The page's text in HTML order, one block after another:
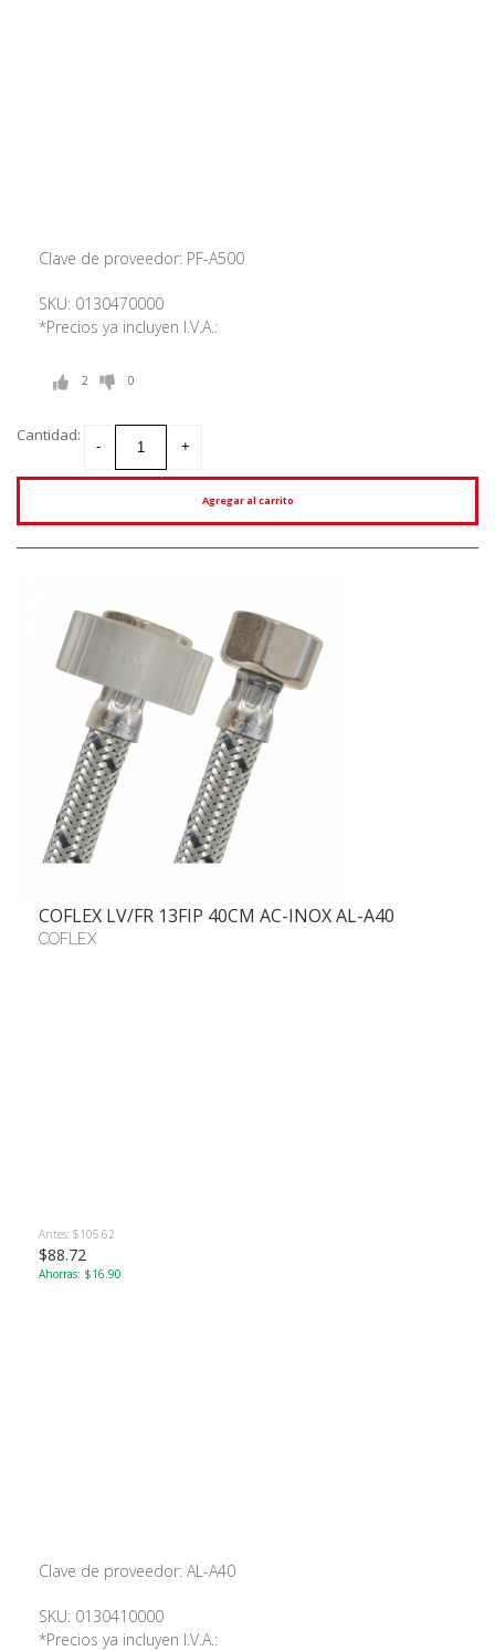
Clave de proveedor: PF-A500
SKU: 0130470000
*Precios ya incluyen I.V.A.:
2 0
Cantidad:
Agregar al carrito
COFLEX LV/FR 13FIP 40CM AC-INOX AL-A40
COFLEX
Antes: $105.62
$88.72
Ahorras: $16.90
Clave de proveedor: AL-A40
SKU: 0130410000
*Precios ya incluyen I.V.A.: